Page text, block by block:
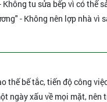
tu sửa bếp vì có thể
- Không nên lợp nhà vì
thế bế tắc, tiến độ công
ngày xấu về mọi mặt, nên